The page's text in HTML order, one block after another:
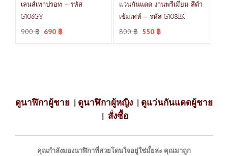
เลนส์เทาปรอท – รหัส
G106GY
900฿ 690 ฿
แว่นกันแดด งานพรีเมียม สีดำ
เข้มเท่ห์ – รหัส G108BK
800฿ 550 ฿
ดูนาฬิกาผู้ชาย | ดูนาฬิกาผู้หญิง | ดูแว่นกันแดดผู้ชาย
| สั่งซื้อ
คุณกำลังมองนาฬิกาที่สวยโดนใจอยู่ใช่มั้ยล่ะ คุณมาถูก